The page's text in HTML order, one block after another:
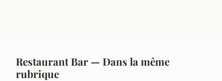
Restaurant Bar — Dans la même
rubrique